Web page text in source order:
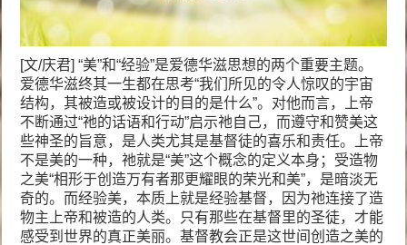
[文/庆君] “美”和“经验”是爱德华滋思想的两个重要主题。
爱德华滋终其一生都在思考“我们所见的令人惊叹的宇宙
结构，其被造或被设计的目的是什么”。对他而言，上帝
不断通过“祂的话语和行动”启示祂自己，而遵守和赞美这
些神圣的旨意，是人类尤其是基督徒的喜乐和责任。上帝
不是美的一种，祂就是“美”这个概念的定义本身；受造物
之美“相形于创造万有者那更耀眼的荣光和美”，是暗淡无
奇的。而经验美，本质上就是经验基督，因为祂连接了造
物主上帝和被造的人类。只有那些在基督里的圣徒，才能
感受到世界的真正美丽。基督教会正是这世间创造之美的